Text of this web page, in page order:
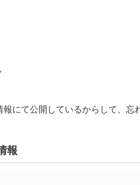
にて公開しているからして、忘
報